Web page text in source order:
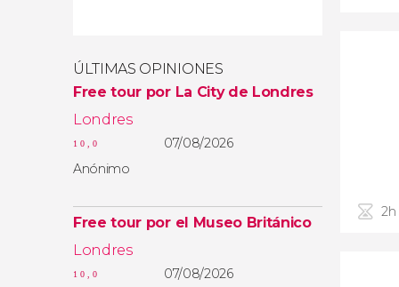
ÚLTIMAS OPINIONES
Free tour por La City de Londres
Londres
10,0
07/08/2026
Anónimo
Free tour por el Museo Británico
Londres
10,0
07/08/2026
2h